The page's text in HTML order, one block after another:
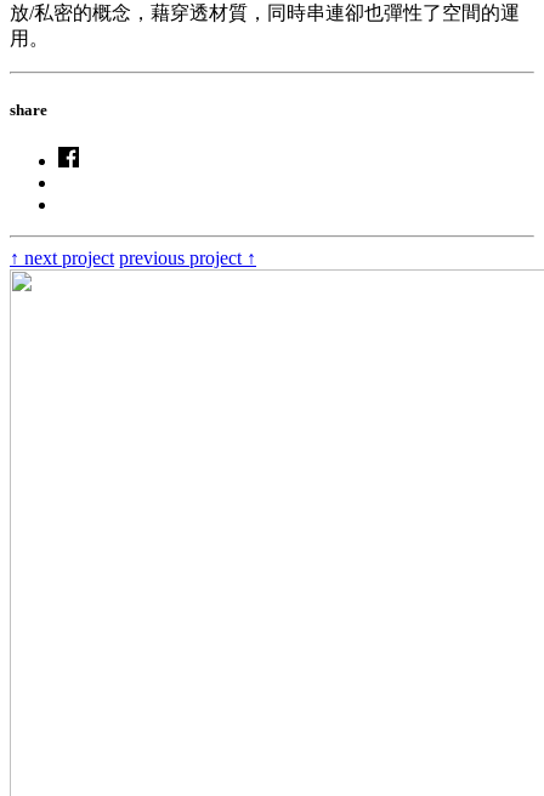
放/私密的概念，藉穿透材質，同時串連卻也彈性了空間的運
用。
share
↑ next project previous project ↑